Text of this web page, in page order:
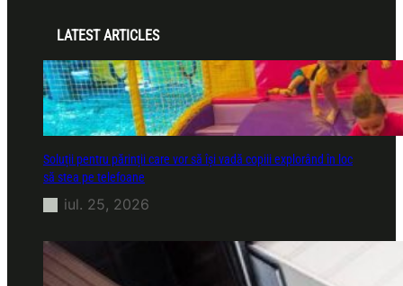
LATEST ARTICLES
Soluții pentru părinții care vor să își vadă copiii explorând în loc
să stea pe telefoane
iul. 25, 2026